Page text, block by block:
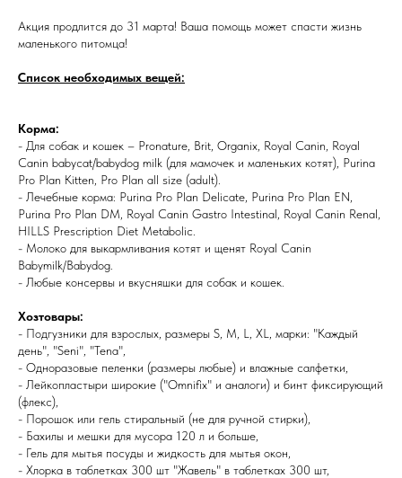
Акция продлится до 31 марта! Ваша помощь может спасти жизнь
маленького питомца!
Список необходимых вещей:
Корма:
- Для собак и кошек – Pronature, Brit, Organix, Royal Canin, Royal
Canin babycat/babydog milk (для мамочек и маленьких котят), Purina
Pro Plan Kitten, Pro Plan all size (adult).
- Лечебные корма: Purina Pro Plan Delicate, Purina Pro Plan EN,
Purina Pro Plan DM, Royal Canin Gastro Intestinal, Royal Canin Renal,
HILLS Prescription Diet Metabolic.
- Молоко для выкармливания котят и щенят Royal Canin
Babymilk/Babydog.
- Любые консервы и вкусняшки для собак и кошек.
Хозтовары:
- Подгузники для взрослых, размеры S, M, L, XL, марки: "Каждый
день", "Seni", "Tena",
- Одноразовые пеленки (размеры любые) и влажные салфетки,
- Лейкопластыри широкие ("Omnifix" и аналоги) и бинт фиксирующий
(флекс),
- Порошок или гель стиральный (не для ручной стирки),
- Бахилы и мешки для мусора 120 л и больше,
- Гель для мытья посуды и жидкость для мытья окон,
- Хлорка в таблетках 300 шт "Жавель" в таблетках 300 шт,